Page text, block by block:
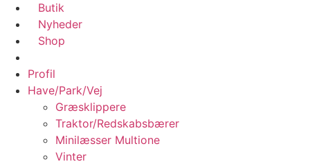
Butik
Nyheder
Shop
Profil
Have/Park/Vej
Græsklippere
Traktor/Redskabsbærer
Minilæsser Multione
Vinter